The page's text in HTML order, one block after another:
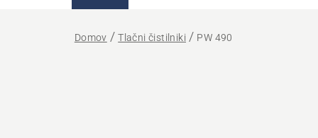
Domov Tlačni čistilniki PW 490